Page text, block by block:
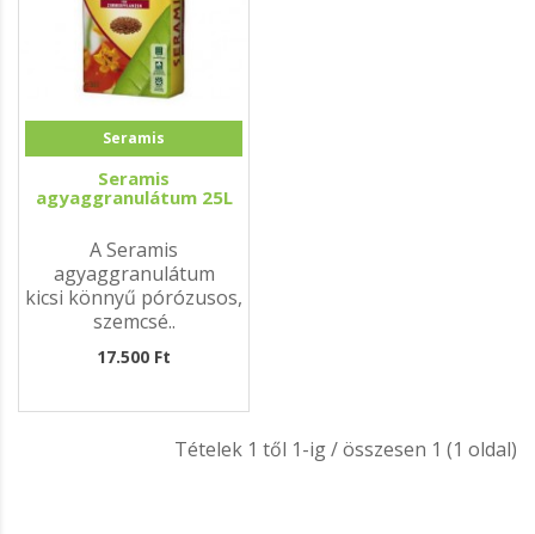
Seramis
Seramis
agyaggranulátum 25L
A Seramis
agyaggranulátum
kicsi könnyű pórózusos,
szemcsé..
17.500 Ft
Tételek 1 től 1-ig / összesen 1 (1 oldal)